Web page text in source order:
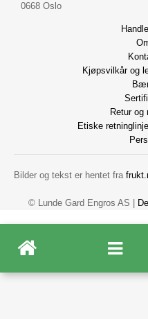
0668 Oslo
Kjøpsvilkår og
Retur og
Etiske
Bilder og tekst er hentet fra
© Lunde Gard Engros AS |